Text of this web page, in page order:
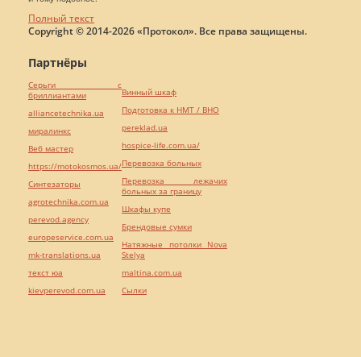
Полный текст
Copyright © 2014-2026 «Протокол». Все права защищены.
Партнёры
Серьги с
бриллиантами
alliancetechnika.ua
миралинкс
Веб мастер
https://motokosmos.ua/
Синтезаторы
agrotechnika.com.ua
perevod.agency
europeservice.com.ua
mk-translations.ua
текст юа
kievperevod.com.ua
Винный шкаф
Подготовка к НМТ / ВНО
pereklad.ua
hospice-life.com.ua/
Перевозка больных
Перевозка лежачих
больных за границу
Шкафы купе
Брендовые сумки
Натяжные потолки Nova
Stelya
maltina.com.ua
Cылки